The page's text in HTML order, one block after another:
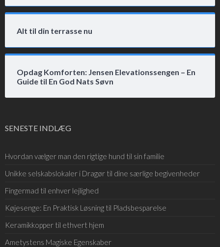
Alt til din terrasse nu
Opdag Komforten: Jensen Elevationssengen – En
Guide til En God Nats Søvn
SENESTE INDLÆG
Hvordan vælger man den rigtige hund til sin familie
Unikke selskabslokaler i Dragør til dine særlige begivenheder
Fingermad til enhver lejlighed
Køjesenge: En Praktisk Løsning til Pladsbesparelse
Keramikkopper til ethvert hjem
Ametystens Magiske Egenskaber